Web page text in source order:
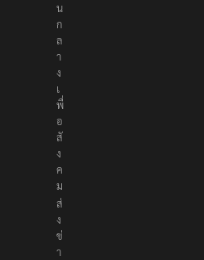
น
ก
ล
า
ง
เ
พื่
อ
สั
ง
ค
ม
ส่
ง
ข่
า